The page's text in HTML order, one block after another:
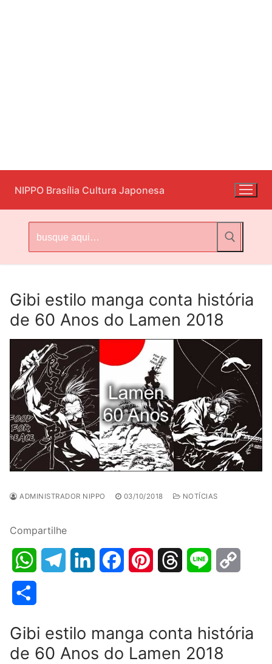
para
o
conteúdo
NIPPO Brasília Cultura Japonesa
por:
Gibi estilo manga conta história
de 60 Anos do Lamen 2018
ADMINISTRADOR NIPPO 03/10/2018 NOTÍCIAS
Compartilhe
WhatsAppTelegramLinkedInFacebookPinterestThreads Line
Gibi estilo manga conta história
de 60 Anos do Lamen 2018